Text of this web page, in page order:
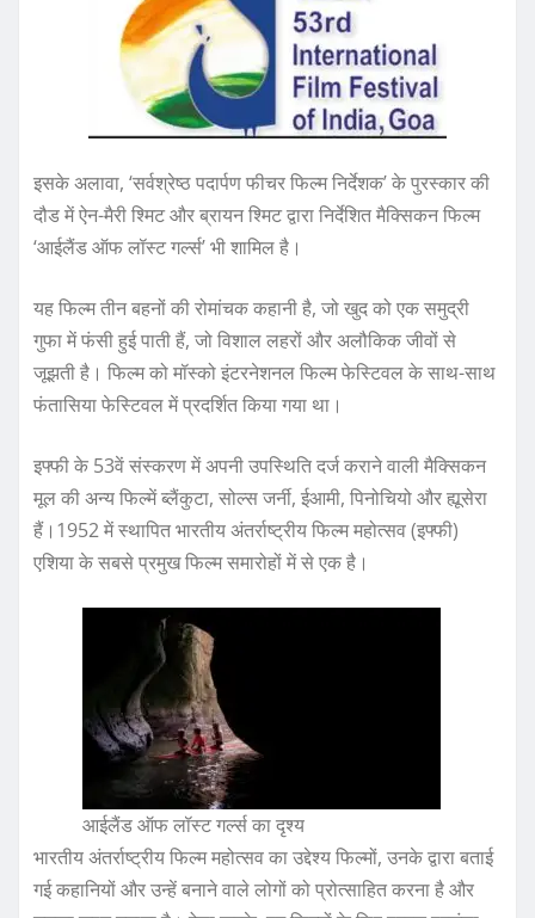
इसके अलावा, ‘सर्वश्रेष्ठ पदार्पण फीचर फिल्म निर्देशक’ के पुरस्कार की
दौड में ऐन-मैरी श्मिट और ब्रायन श्मिट द्वारा निर्देशित मैक्सिकन फिल्म
‘आईलैंड ऑफ लॉस्ट गर्ल्स’ भी शामिल है।
यह फिल्म तीन बहनों की रोमांचक कहानी है, जो खुद को एक समुद्री
गुफा में फंसी हुई पाती हैं, जो विशाल लहरों और अलौकिक जीवों से
जूझती है। फिल्म को मॉस्को इंटरनेशनल फिल्म फेस्टिवल के साथ-साथ
फंतासिया फेस्टिवल में प्रदर्शित किया गया था।
इफ्फी के 53वें संस्करण में अपनी उपस्थिति दर्ज कराने वाली मैक्सिकन
मूल की अन्य फिल्में ब्लैंकुटा, सोल्स जर्नी, ईआमी, पिनोचियो और ह्यूसेरा
हैं।1952 में स्थापित भारतीय अंतर्राष्ट्रीय फिल्म महोत्सव (इफ्फी)
एशिया के सबसे प्रमुख फिल्म समारोहों में से एक है।
आईलैंड ऑफ लॉस्ट गर्ल्स का दृश्य
भारतीय अंतर्राष्ट्रीय फिल्म महोत्सव का उद्देश्य फिल्मों, उनके द्वारा बताई
गई कहानियों और उन्हें बनाने वाले लोगों को प्रोत्साहित करना है और